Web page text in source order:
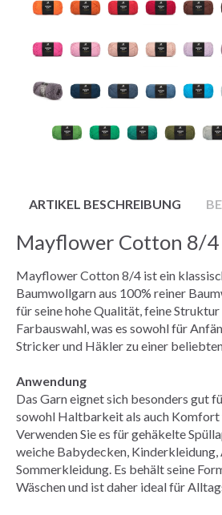
ARTIKEL BESCHREIBUNG
Mayflower Cotton 8/4
Mayflower Cotton 8/4 ist ein
Baumwollgarn aus 100% reiner
für seine hohe Qualität, feine
Farbauswahl, was es sowohl für
Stricker und Häkler zu einer
Anwendung
Das Garn eignet sich besonders gut
sowohl Haltbarkeit als auch Komfort
Verwenden Sie es für gehäkelte
weiche Babydecken,
Sommerkleidung. Es behält seine
Wäschen und ist daher ideal für